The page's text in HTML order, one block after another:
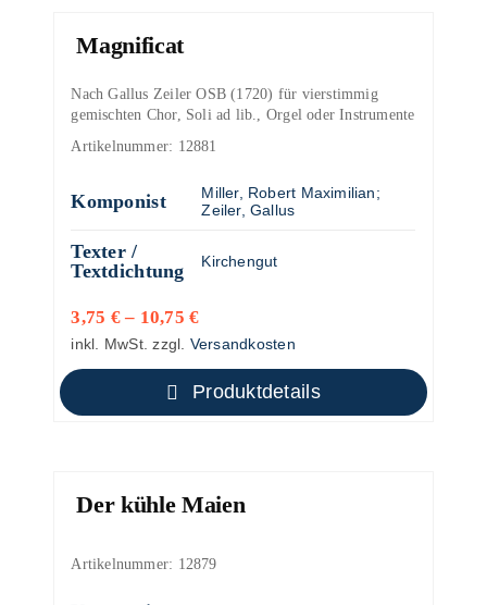
Magnificat
Nach Gallus Zeiler OSB (1720) für vierstimmig
gemischten Chor, Soli ad lib., Orgel oder Instrumente
Artikelnummer: 12881
Komponist Miller, Robert Maximilian;
Zeiler, Gallus
Texter /
Textdichtung
Kirchengut
3,75 €– 10,75€
inkl. MwSt. zzgl. Versandkosten
Produktdetails
Der kühle Maien
Artikelnummer: 12879